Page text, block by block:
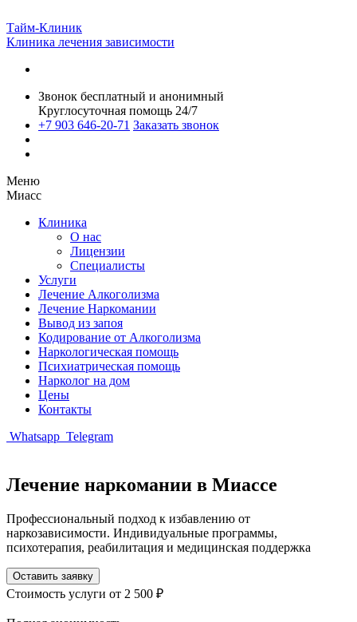
Тайм-Клиник
Клиника лечения зависимости
Звонок бесплатный и анонимный
Круглосуточная помощь 24/7
+7 903 646-20-71 Заказать звонок
Меню
Миасс
Клиника
О нас
Лицензии
Специалисты
Услуги
Лечение Алкоголизма
Лечение Наркомании
Вывод из запоя
Кодирование от Алкоголизма
Наркологическая помощь
Психиатрическая помощь
Нарколог на дом
Цены
Контакты
Whatsapp Telegram
Лечение наркомании в Миассе
Профессиональный подход к избавлению от
наркозависимости. Индивидуальные программы,
психотерапия, реабилитация и медицинская поддержка
Оставить заявку
Стоимость услуги от 2 500 ₽